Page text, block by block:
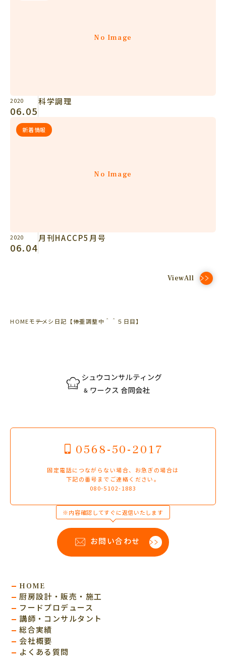
No Image
2020
06.05
科学調理
No Image
新着情報
2020
06.04
月刊HACCP5月号
ViewAll
HOMEモテメシ日記 【体重調整中＾＾５日目】
0568-50-2017
固定電話につながらない場合、お急ぎの場合は
下記の番号までご連絡ください。
080-5102-1883
※内容確認してすぐに返信いたします
お問い合わせ
HOME
厨房設計・販売・施工
フードプロデュース
講師・コンサルタント
総合実績
会社概要
よくある質問